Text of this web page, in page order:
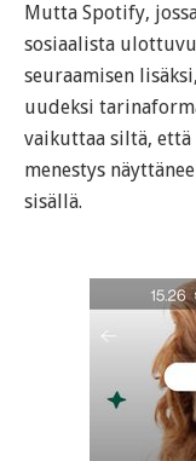
Mutta Spotify,
sosiaalista
seuraamisen
uudeksi
vaikuttaa siltä, että
menestys
sisällä.